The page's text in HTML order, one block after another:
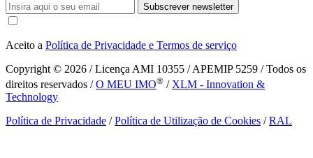
Subscrever newsletter
Aceito a Política de Privacidade e Termos de serviço
Copyright © 2026 / Licença AMI 10355 / APEMIP 5259 / Todos os
direitos reservados /O MEU IMO® / XLM - Innovation &
Technology
Política de Privacidade /Política de Utilização de Cookies /RAL